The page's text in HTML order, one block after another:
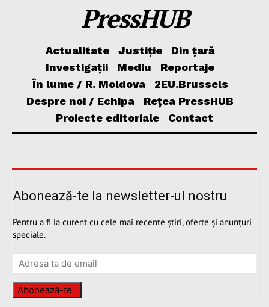
PressHUB
Actualitate Justiție
Din țară
Investigații
Mediu
Reportaje
În lume / R. Moldova
2EU.Brussels
Despre noi / Echipa
Rețea PressHUB
Proiecte editoriale
Contact
Abonează-te la newsletter-ul nostru
Pentru a fi la curent cu cele mai recente știri, oferte și anunțuri
speciale.
Abonează-te